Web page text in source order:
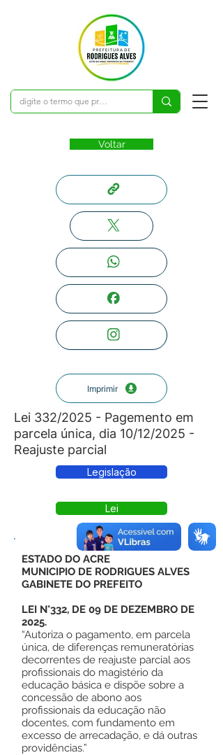
Voltar
Imprimir
Lei 332/2025 - Pagemento em
parcela única, dia 10/12/2025 -
Reajuste parcial
Legislação
Lei
ESTADO DO ACRE
MUNICIPIO DE RODRIGUES ALVES
GABINETE DO PREFEITO
LEI N°332, DE 09 DE DEZEMBRO DE
2025.
“Autoriza o pagamento, em parcela
única, de diferenças remuneratórias
decorrentes de reajuste parcial aos
profissionais do magistério da
educação básica e dispõe sobre a
concessão de abono aos
profissionais da educação não
docentes, com fundamento em
excesso de arrecadação, e dá outras
providências.”